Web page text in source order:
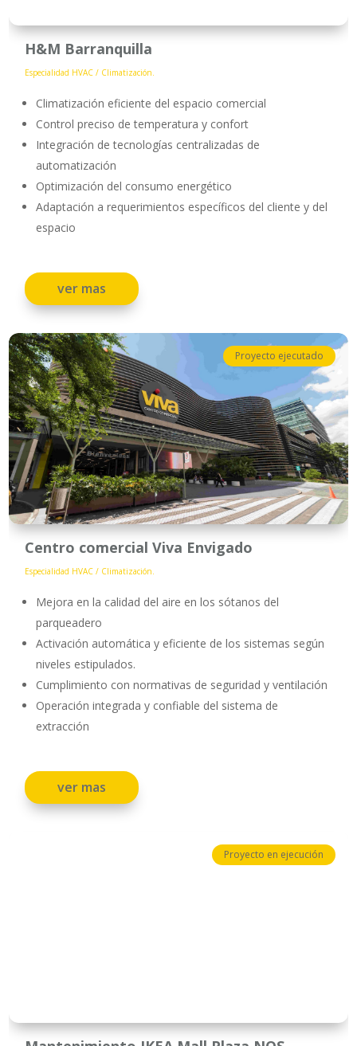
H&M Barranquilla
Especialidad HVAC / Climatización.
Climatización eficiente del espacio comercial
Control preciso de temperatura y confort
Integración de tecnologías centralizadas de
automatización
Optimización del consumo energético
Adaptación a requerimientos específicos del cliente y del
espacio
ver mas
Proyecto ejecutado
Centro comercial Viva Envigado
Especialidad HVAC / Climatización.
Mejora en la calidad del aire en los sótanos del
parqueadero
Activación automática y eficiente de los sistemas según
niveles estipulados.
Cumplimiento con normativas de seguridad y ventilación
Operación integrada y confiable del sistema de
extracción
ver mas
Proyecto en ejecución